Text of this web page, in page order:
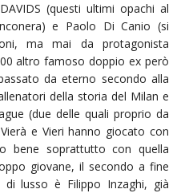
(questi ultimi opachi al
e Paolo Di Canio (si
ma mai da protagonista
altro famoso doppio ex però
da eterno secondo alla
della storia del Milan e
(due delle quali proprio da
e Vieri hanno giocato con
bene soprattutto con quella
giovane, il secondo a fine
di lusso è Filippo Inzaghi, già